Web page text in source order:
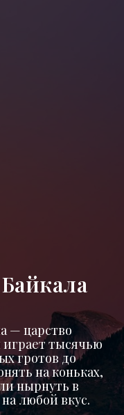
— царство
играет тысячью
гротов до
на коньках,
нырнуть в
любой вкус.